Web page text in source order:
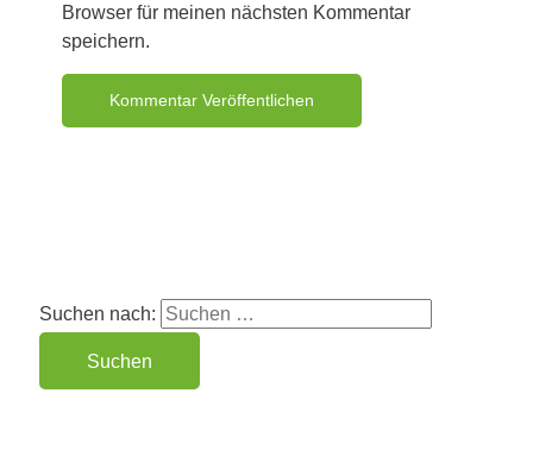
Browser für meinen nächsten Kommentar
speichern.
Suchen nach: